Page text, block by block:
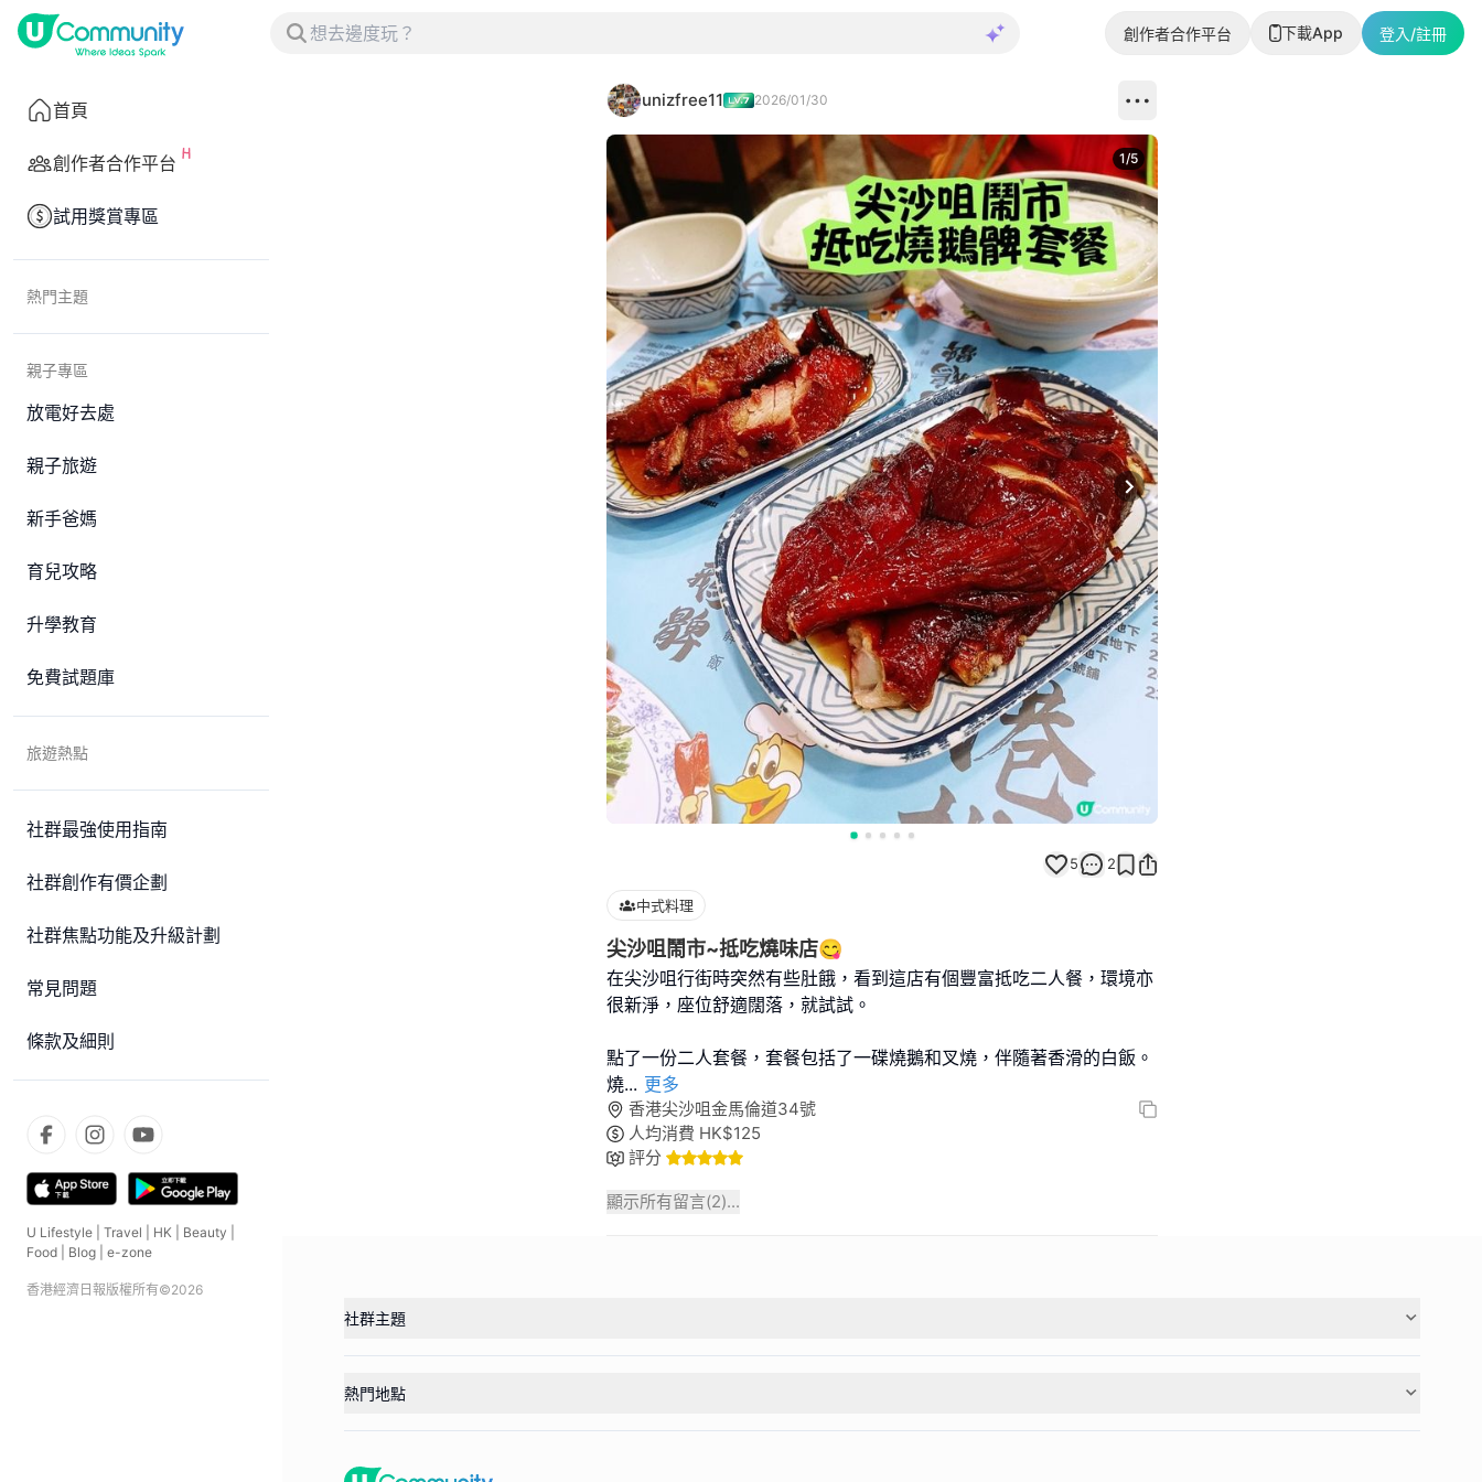
創作者合作平台 下載App 登入/註冊
首頁
創作者合作平台
試用獎賞專區
熱門主題
親子專區
放電好去處
親子旅遊
新手爸媽
育兒攻略
升學教育
免費試題庫
旅遊熱點
社群最強使用指南
社群創作有價企劃
社群焦點功能及升級計劃
常見問題
條款及細則
U Lifestyle Travel HK Beauty
Food
Blog e-zone
香港經濟日報版權所有©2026
unizfree11 2026/01/30
Next slide
1/5
5 2
中式料理
尖沙咀鬧市~抵吃燒味店😋
在尖沙咀行街時突然有些肚餓，看到這店有個豐富抵吃二人餐，環境亦
很新淨，座位舒適闊落，就試試。
點了一份二人套餐，套餐包括了一碟燒鵝和叉燒，伴隨著香滑的白飯。
燒... 更多
香港尖沙咀金馬倫道34號
人均消費 HK$125
評分
顯示所有留言(2)...
社群主題
熱門地點